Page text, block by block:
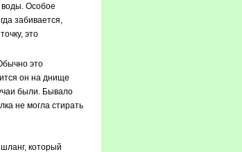
воды. Особое
забивается,
это
это
он на днище
были. Бывало
не могла стирать
который